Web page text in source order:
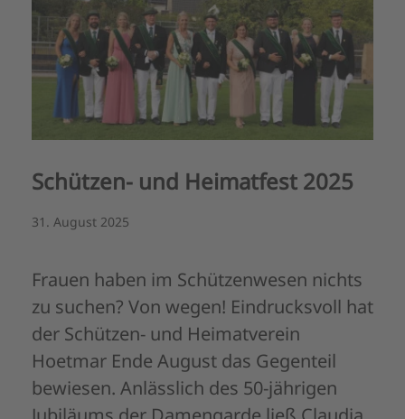
Schützen- und Heimatfest 2025
31. August 2025
Frauen haben im Schützenwesen nichts
zu suchen? Von wegen! Eindrucksvoll hat
der Schützen- und Heimatverein
Hoetmar Ende August das Gegenteil
bewiesen. Anlässlich des 50-jährigen